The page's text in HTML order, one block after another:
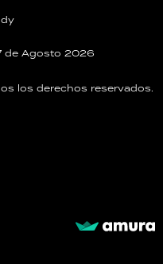
de Agosto 2026
los derechos reservados.